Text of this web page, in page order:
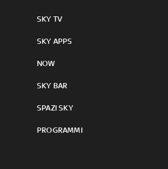
SKY TV
SKY APPS
NOW
SKY BAR
SPAZI SKY
PROGRAMMI